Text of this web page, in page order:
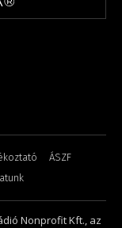
ÁSZF
Nonprofit Kft., az